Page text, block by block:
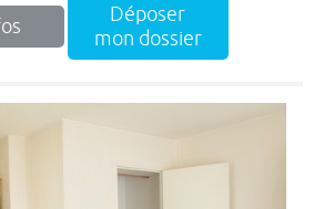
Déposer
mon dossier